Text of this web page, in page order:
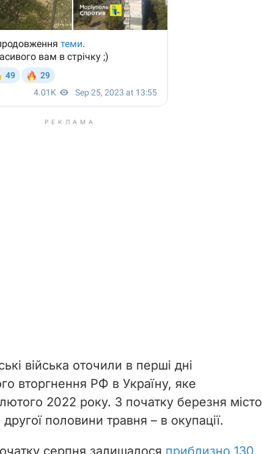
РЕКЛАМА
війська оточили в перші дні
вторгнення РФ в Україну, яке
2022 року. З початку березня місто
половини травня – в окупації.
серпня залишалося приблизно 130